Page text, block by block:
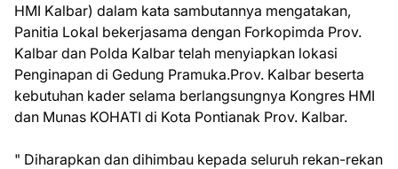
HMI Kalbar) dalam kata sambutannya mengatakan,
Panitia Lokal bekerjasama dengan Forkopimda Prov.
Kalbar dan Polda Kalbar telah menyiapkan lokasi
Penginapan di Gedung Pramuka.Prov. Kalbar beserta
kebutuhan kader selama berlangsungnya Kongres HMI
dan Munas KOHATI di Kota Pontianak Prov. Kalbar.
" Diharapkan dan dihimbau kepada seluruh rekan-rekan